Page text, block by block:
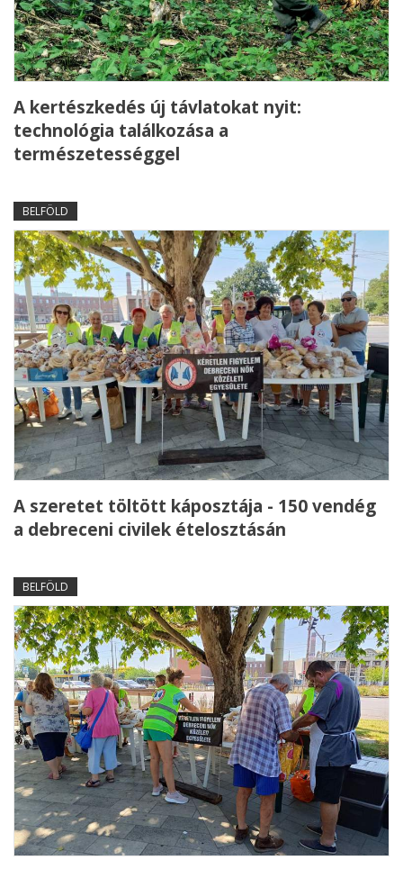
A kertészkedés új távlatokat nyit:
technológia találkozása a
természetességgel
BELFÖLD
A szeretet töltött káposztája - 150 vendég
a debreceni civilek ételosztásán
BELFÖLD